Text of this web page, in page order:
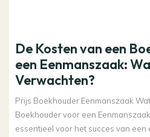
De Kosten van een
een Eenmanszaak:
Verwachten?
Prijs Boekhouder Eenmanszaak
Boekhouder voor een
essentieel voor het succes van een